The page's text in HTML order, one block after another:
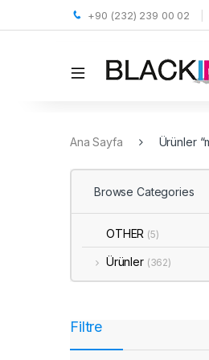
+90 (232) 239 00 02
Ana Sayfa Ürünler
Browse Categories
OTHER (5)
Ürünler (362)
Filtre